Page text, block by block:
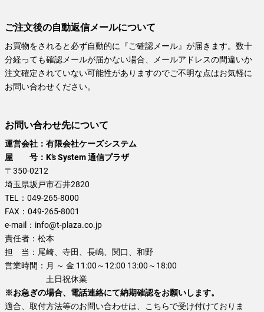
ご注文後の自動返信メールについて
お買物をされると必ず自動的に『ご確認メール』が届きます。数十
分経っても確認メールが届かない場合、メールアドレスの間違いか
注文確定されていない可能性がありますのでご不明な点はお気軽に
お問い合わせください。
お問い合わせ先について
運営会社：有限会社ケーズシステム
屋 号：K’s System 通信プラザ
〒350-0212
埼玉県坂戸市石井2820
TEL： 049-265-8000
FAX： 049-265-8001
e-mail： info@t-plaza.co.jp
責任者： 松本
担 当： 尾崎、寺田、長嶋、関口、和野
営業時間： 月 ～ 金 11:00～12:00 13:00～18:00
土日祝休業
※お急ぎの場合、電話連絡にて納期確認をお願いします。
適合、取付方法等のお問い合わせは、こちらで受け付けておりま